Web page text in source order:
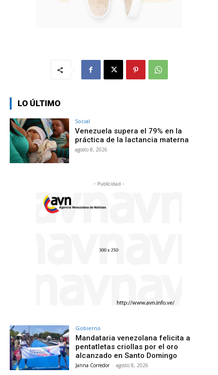
LO ÚLTIMO
Social
Venezuela supera el 79% en la
práctica de la lactancia materna
agosto 8, 2026
- Publicidad -
Gobierno
Mandataria venezolana felicita a
pentatletas criollas por el oro
alcanzado en Santo Domingo
Janna Corredor - agosto 8, 2026